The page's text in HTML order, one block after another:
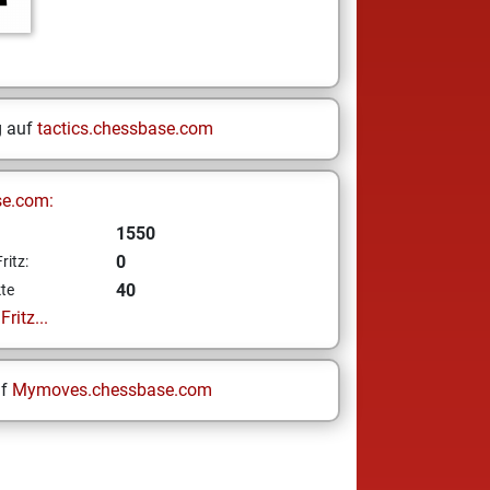
auf tactics.chessbase.com
1550
0
40
Mymoves.chessbase.com